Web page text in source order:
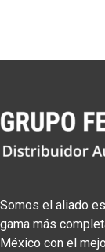
Somos el aliado
gama más
México con el